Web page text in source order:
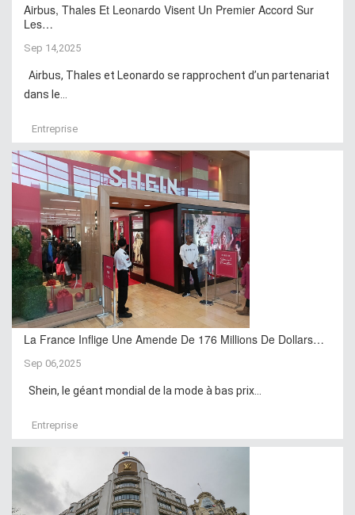
Airbus, Thales Et Leonardo Visent Un Premier Accord Sur
Les…
Sep 14,2025
Airbus, Thales et Leonardo se rapprochent d’un partenariat
dans le...
Entreprise
La France Inflige Une Amende De 176 Millions De Dollars…
Sep 06,2025
Shein, le géant mondial de la mode à bas prix...
Entreprise